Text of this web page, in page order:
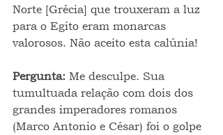
Norte [Grécia] que trouxeram a luz
para o Egito eram monarcas
valorosos. Não aceito esta calúnia!
Pergunta: Me desculpe. Sua
tumultuada relação com dois dos
grandes imperadores romanos
(Marco Antonio e César) foi o golpe